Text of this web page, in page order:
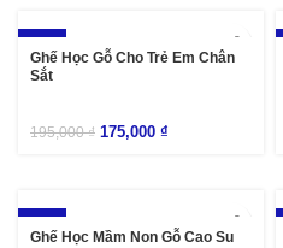
-10%
Ghế Học Gỗ Cho Trẻ Em Chân
Sắt
195,000₫ 175,000 ₫
-10%
Ghế Học Mầm Non Gỗ Cao Su